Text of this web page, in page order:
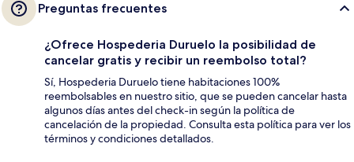
Preguntas frecuentes
¿Ofrece Hospederia Duruelo la posibilidad de
cancelar gratis y recibir un reembolso total?
Sí, Hospederia Duruelo tiene habitaciones 100%
reembolsables en nuestro sitio, que se pueden cancelar hasta
algunos días antes del check-in según la política de
cancelación de la propiedad. Consulta esta política para ver los
términos y condiciones detallados.